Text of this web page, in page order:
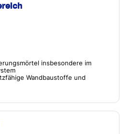
insbesondere im
Wandbaustoffe und